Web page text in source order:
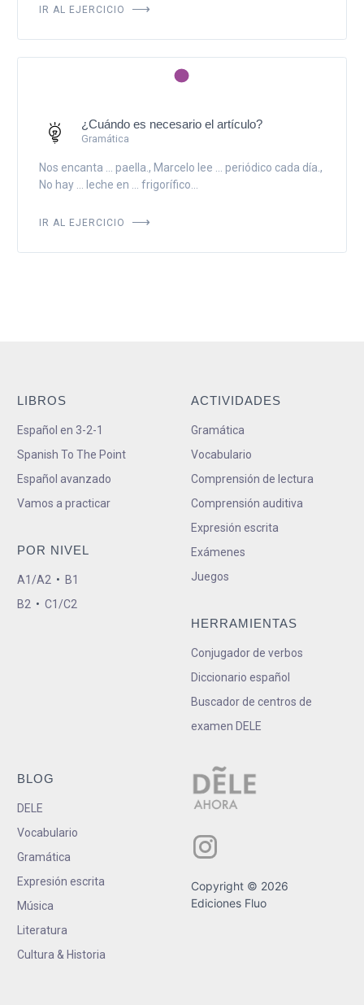
IR AL EJERCICIO
¿Cuándo es necesario el artículo?
Gramática
Nos encanta ... paella., Marcelo lee ... periódico cada día.,
No hay ... leche en ... frigorífico...
IR AL EJERCICIO
LIBROS
Español en 3-2-1
Spanish To The Point
Español avanzado
Vamos a practicar
POR NIVEL
A1/A2 • B1
B2 • C1/C2
ACTIVIDADES
Gramática
Vocabulario
Comprensión de lectura
Comprensión auditiva
Expresión escrita
Exámenes
Juegos
HERRAMIENTAS
Conjugador de verbos
Diccionario español
Buscador de centros de
examen DELE
BLOG
DELE
Vocabulario
Gramática
Expresión escrita
Música
Literatura
Cultura & Historia
Copyright © 2026
Ediciones Fluo